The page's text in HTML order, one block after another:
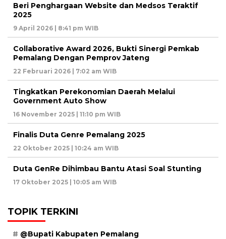
Beri Penghargaan Website dan Medsos Teraktif
2025
9 April 2026 | 8:41 pm WIB
Collaborative Award 2026, Bukti Sinergi Pemkab
Pemalang Dengan Pemprov Jateng
22 Februari 2026 | 7:02 am WIB
Tingkatkan Perekonomian Daerah Melalui
Government Auto Show
16 November 2025 | 11:10 pm WIB
Finalis Duta Genre Pemalang 2025
22 Oktober 2025 | 10:24 am WIB
Duta GenRe Dihimbau Bantu Atasi Soal Stunting
17 Oktober 2025 | 10:05 am WIB
TOPIK TERKINI
@Bupati Kabupaten Pemalang